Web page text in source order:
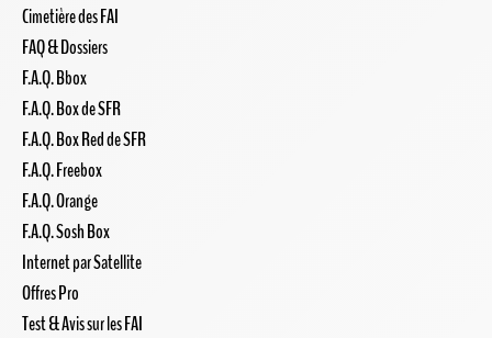
Cimetière des FAI
FAQ & Dossiers
F.A.Q. Bbox
F.A.Q. Box de SFR
F.A.Q. Box Red de SFR
F.A.Q. Freebox
F.A.Q. Orange
F.A.Q. Sosh Box
Internet par Satellite
Offres Pro
Test & Avis sur les FAI